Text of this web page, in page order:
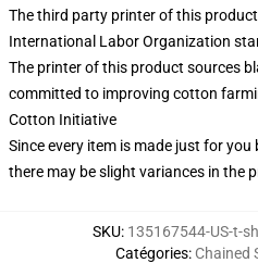
The third party printer of this
International Labor Organization
The printer of this product sources
committed to improving cotton
Cotton Initiative
Since every item is made just for
there may be slight variances in the
SKU: 135167544-US-t-
Catégories: Chained